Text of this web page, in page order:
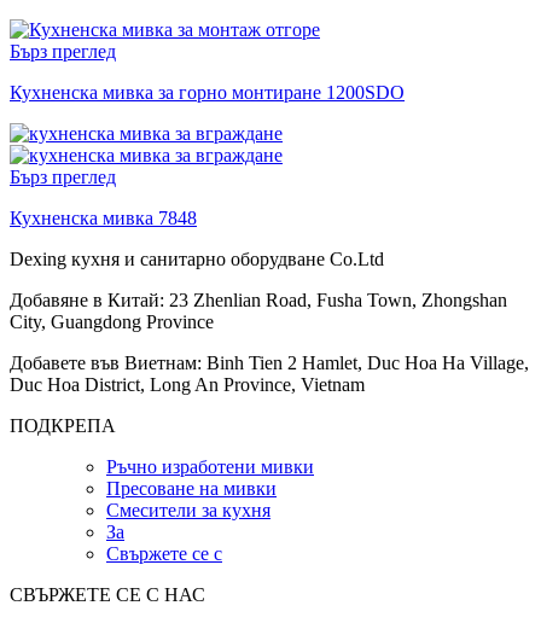
Бърз преглед
Кухненска мивка за горно монтиране 1200SDO
Бърз преглед
Кухненска мивка 7848
Dexing кухня и санитарно оборудване Co.Ltd
Добавяне в Китай: 23 Zhenlian Road, Fusha Town, Zhongshan
City, Guangdong Province
Добавете във Виетнам: Binh Tien 2 Hamlet, Duc Hoa Ha Village,
Duc Hoa District, Long An Province, Vietnam
ПОДКРЕПА
Ръчно изработени мивки
Пресоване на мивки
Смесители за кухня
За
Свържете се с
СВЪРЖЕТЕ СЕ С НАС